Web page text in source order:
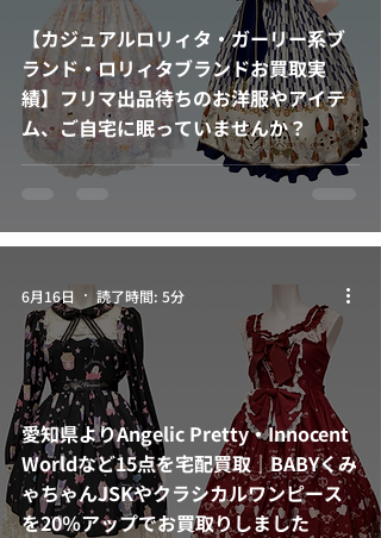
【カジュアルロリィタ・ガーリー系ブ
ランド・ロリィタブランドお買取実
績】フリマ出品待ちのお洋服やアイテ
ム、ご自宅に眠っていませんか？
愛知県よりAngelic Pretty・Innocent
Worldなど15点を宅配買取｜BABYくみ
ゃちゃんJSKやクラシカルワンピース
を20％アップでお買取りしました
6月16日 読了時間: 5分